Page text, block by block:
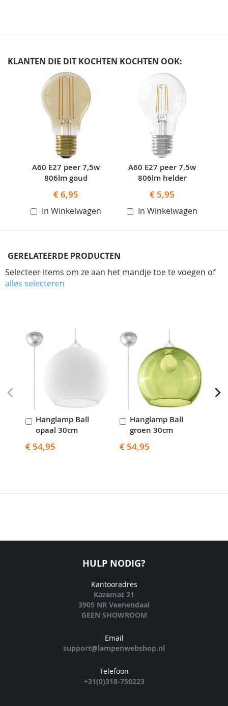
KLANTEN DIE DIT KOCHTEN KOCHTEN OOK:
carousel
A60 E27 peer 7,5w
806lm goud
€ 6,95
In Winkelwagen
A60 E27 peer 7,5w
806lm helder
€ 5,95
In Winkelwagen
GERELATEERDE PRODUCTEN
Selecteer items om ze aan het mandje toe te voegen of
alles selecteren
Hanglamp Ball
opaal 30cm
€ 54,95
In
Winkelwagen
Hanglamp Ball
groen 30cm
€ 54,95
In
Winkelwagen
HULP NODIG?
Kantooradres
Kazemat 21
3905 NR Veenendaal
GEEN SHOWROOM
Email
support@lampenwebshop.nl
Telefoon
+31(0)318-750223